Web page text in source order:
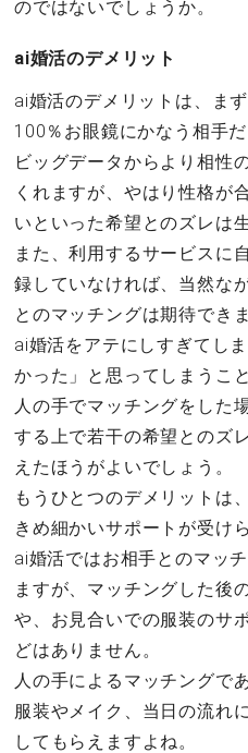
のではないでしょうか。
ai婚活のデメリット
ai婚活のデメリットは、ま
100％お眼鏡にかなう相手
ビッグデータからより相性
くれますが、やはり性格が
いといった希望とのズレは
また、利用するサービスに
録していなければ、当然な
とのマッチングは期待でき
ai婚活をアテにしすぎてし
かった」と思ってしまうこ
人の手でマッチングをした
する上で若干の希望とのズ
えたほうがよいでしょう。
もうひとつのデメリットは
きめ細かいサポートが受け
ai婚活ではお相手とのマッ
ますが、マッチングした後
や、お見合いでの服装のサ
どはありません。
人の手によるマッチングで
服装やメイク、当日の流れ
してもらえますよね。